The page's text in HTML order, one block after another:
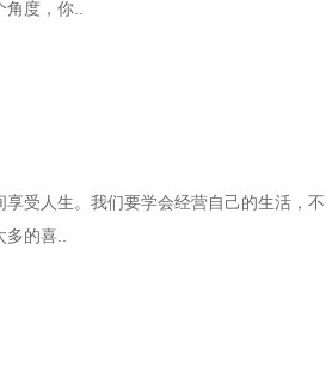
度，你..
受人生。我们要学会经营自己的生活，不
的喜..